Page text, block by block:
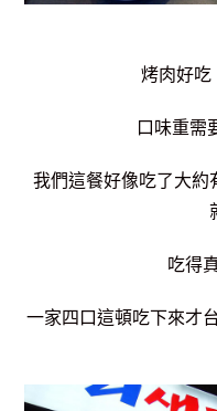
烤肉好吃
口味重需
我們這餐好像吃了大約
吃得
一家四口這頓吃下來才